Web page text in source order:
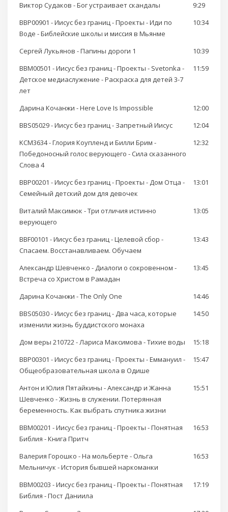
Виктор Судаков - Бог устраивает скандалы
9:29
BBP00901 - Иисус без границ - Проекты - Иди по
Воде - Библейские школы и миссия в Мьянме
10:34
Сергей Лукьянов - Папины дороги 1
10:39
BBM00501 - Иисус без границ - Проекты - Svetonka -
Детское медиаслужение - Раскраска для детей 3-7
лет
11:59
Дарина Кочанжи - Here Love Is Impossible
12:00
BBS05029 - Иисус без границ - Запретный Иисус
12:04
KCM3634 - Глория Коупленд и Билли Брим -
Победоносный голос верующего - Сила сказанного
Слова 4
12:32
BBP00201 - Иисус без границ - Проекты - Дом Отца -
Семейный детский дом для девочек
13:01
Виталий Максимюк - Три отличия истинно
верующего
13:05
BBF00101 - Иисус без границ - Целевой сбор -
Спасаем. Восстанавливаем. Обучаем
13:43
Александр Шевченко - Диалоги о сокровенном -
Встреча со Христом в Рамадан
13:45
Дарина Кочанжи - The Only One
14:46
BBS05030 - Иисус без границ - Два часа, которые
изменили жизнь буддистского монаха
14:50
Дом веры 210722 - Лариса Максимова - Тихие воды
15:18
BBP00301 - Иисус без границ - Проекты - Еммануил -
Общеобразовательная школа в Одише
15:47
Антон и Юлия Пятайкины - Александр и Жанна
Шевченко - Жизнь в служении. Потерянная
беременность. Как выбрать спутника жизни
15:51
BBM00201 - Иисус без границ - Проекты - Понятная
Библия - Книга Притч
16:53
Валерия Горошко - На мольберте - Ольга
Мельничук - История бывшей наркоманки
16:53
BBM00203 - Иисус без границ - Проекты - Понятная
Библия - Пост Даниила
17:19